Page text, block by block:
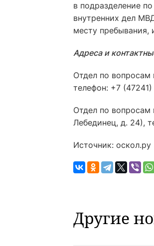
в подразделение
внутренних дел
месту пребывания,
Адреса и
Отдел по
телефон: +7
Отдел по
Лебединец, д. 24),
Источник: оскол.ру
Другие